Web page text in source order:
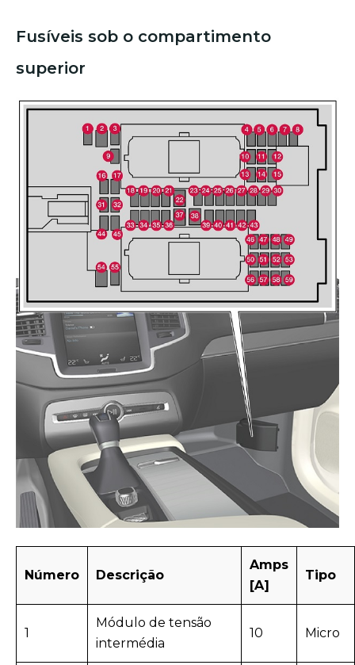
Fusíveis sob o compartimento
superior
Número Descrição
Amps
[A]
Tipo
1
Módulo de tensão
intermédia
10 Micro